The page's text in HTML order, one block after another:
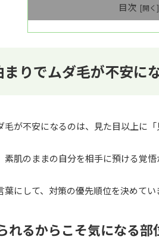
目次
りでムダ毛が不安に
が不安になるのは、見た目以上に
肌のままの自分を相手に預ける覚悟
にして、対策の優先順位を決めてい
れるからこそ気になる部